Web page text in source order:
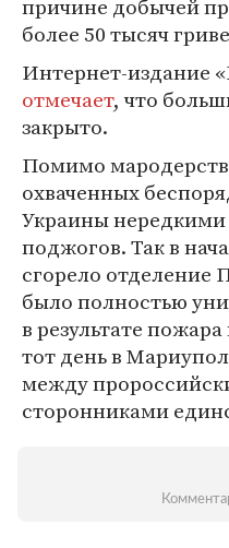
причине добычей
более 50 тысяч
Интернет-издание
отмечает, что
закрыто.
Помимо
охваченных
Украины нередкими
поджогов. Так в
сгорело отделение
было полностью
в результате
тот день в
между
сторонниками